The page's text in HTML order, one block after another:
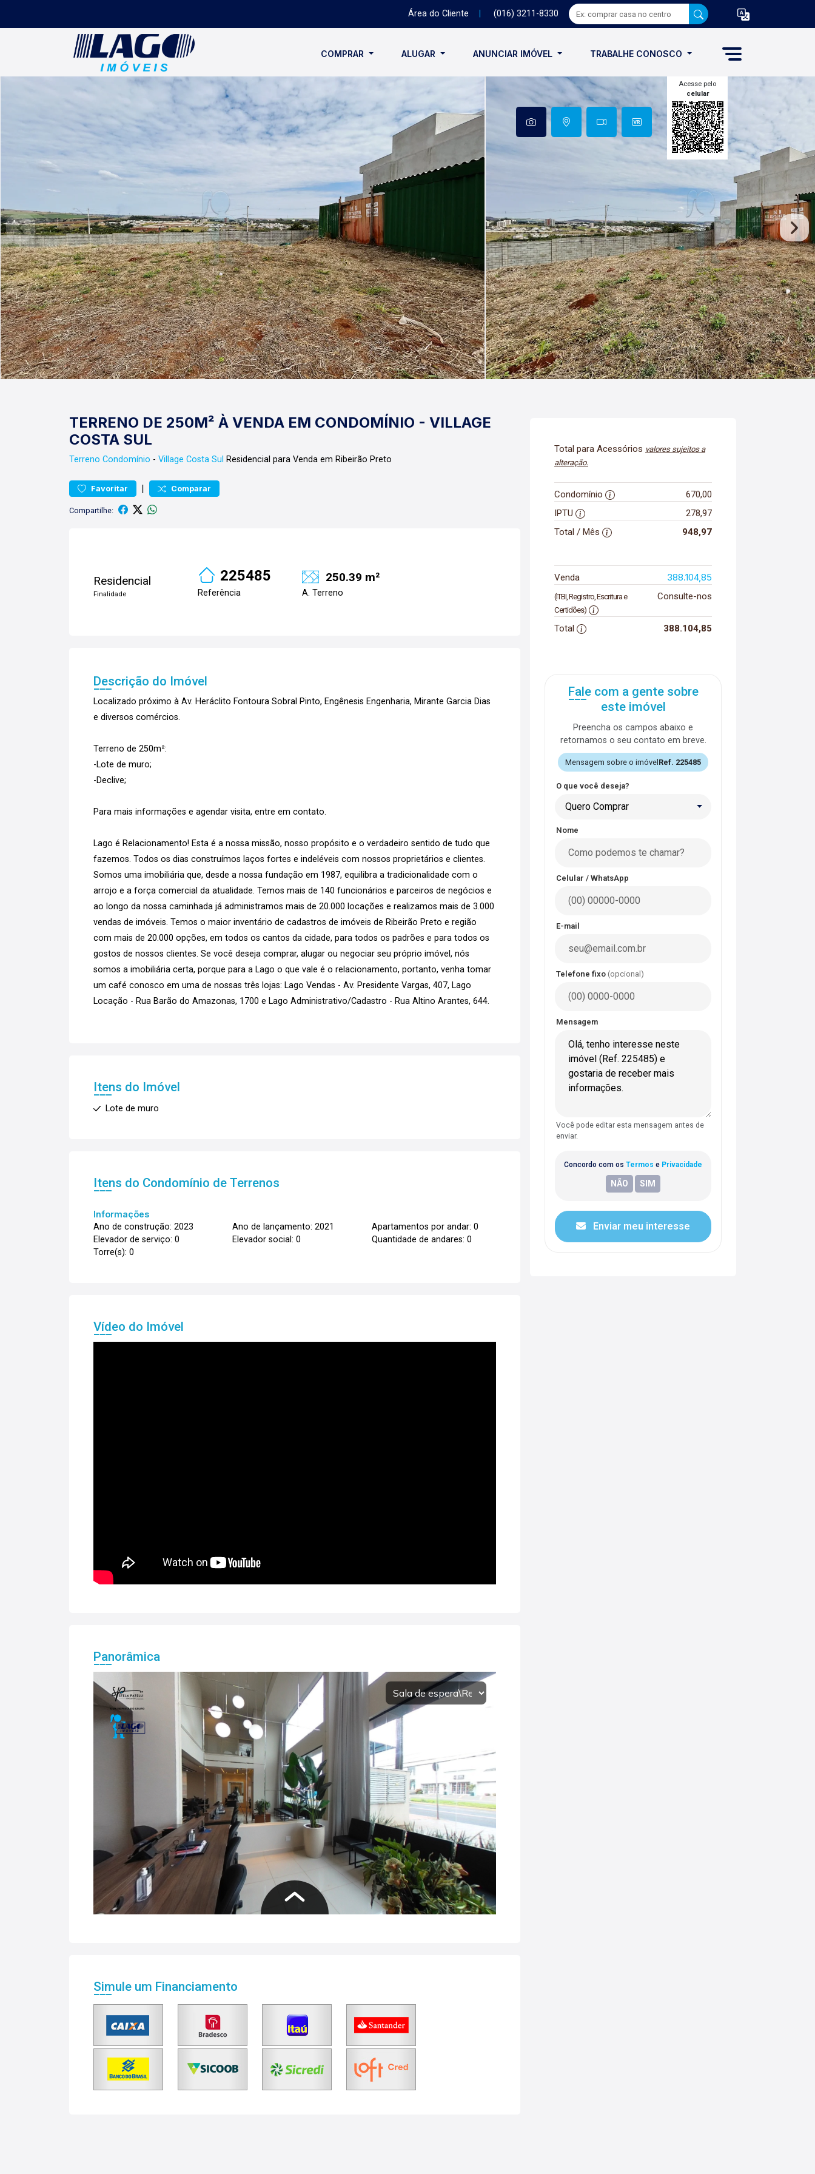
Área do Cliente (016) 3211-8330
COMPRAR ALUGAR ANUNCIAR IMÓVEL TRABALHE CONOSCO
Acesse pelo
celular
TERRENO DE 250M² À VENDA EM CONDOMÍNIO - VILLAGE
COSTA SUL
Terreno Condomínio - Village Costa Sul Residencial para Venda em Ribeirão Preto
Favoritar | Comparar
Compartilhe:
Residencial
Finalidade
225485
Referência
250.39 m²
A. Terreno
Descrição do Imóvel
Localizado próximo à Av. Heráclito Fontoura Sobral Pinto, Engênesis Engenharia, Mirante Garcia Dias
e diversos comércios.
Terreno de 250m²:
-Lote de muro;
-Declive;
Para mais informações e agendar visita, entre em contato.
Lago é Relacionamento! Esta é a nossa missão, nosso propósito e o verdadeiro sentido de tudo que
fazemos. Todos os dias construímos laços fortes e indeléveis com nossos proprietários e clientes.
Somos uma imobiliária que, desde a nossa fundação em 1987, equilibra a tradicionalidade com o
arrojo e a força comercial da atualidade. Temos mais de 140 funcionários e parceiros de negócios e
ao longo da nossa caminhada já administramos mais de 20.000 locações e realizamos mais de 3.000
vendas de imóveis. Temos o maior inventário de cadastros de imóveis de Ribeirão Preto e região
com mais de 20.000 opções, em todos os cantos da cidade, para todos os padrões e para todos os
gostos de nossos clientes. Se você deseja comprar, alugar ou negociar seu próprio imóvel, nós
somos a imobiliária certa, porque para a Lago o que vale é o relacionamento, portanto, venha tomar
um café conosco em uma de nossas três lojas: Lago Vendas - Av. Presidente Vargas, 407, Lago
Locação - Rua Barão do Amazonas, 1700 e Lago Administrativo/Cadastro - Rua Altino Arantes, 644.
Itens do Imóvel
Lote de muro
Itens do Condomínio de Terrenos
Informações
Ano de construção: 2023
Ano de lançamento: 2021
Apartamentos por andar: 0
Elevador de serviço: 0
Elevador social: 0
Quantidade de andares: 0
Torre(s): 0
Vídeo do Imóvel
Panorâmica
Simule um Financiamento
Total para Acessórios valores sujeitos a
alteração.
Condomínio
670,00
IPTU
278,97
Total / Mês
948,97
Venda 388.104,85
(ITBI, Registro, Escritura e
Certidões)
Consulte-nos
Total 388.104,85
Fale com a gente sobre
este imóvel
Preencha os campos abaixo e
retornamos o seu contato em breve.
Mensagem sobre o imóvel Ref. 225485
O que você deseja?
Quero Comprar
Nome
Celular / WhatsApp
E-mail
Telefone fixo (opcional)
Mensagem
Você pode editar esta mensagem antes de
enviar.
Concordo com os Termos e Privacidade
Enviar meu interesse